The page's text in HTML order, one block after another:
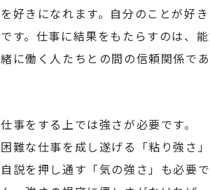
を好きになれます。自分のことが好
です。仕事に結果をもたらすのは、
緒に働く人たちとの間の信頼関係で
仕事をする上では強さが必要です。
困難な仕事を成し遂げる「粘り強さ
自説を押し通す「気の強さ」も必要